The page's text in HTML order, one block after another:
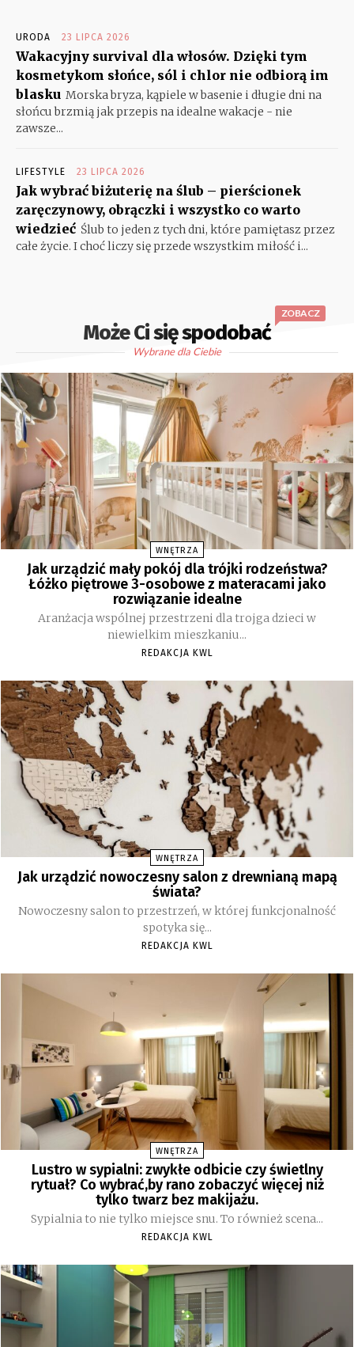
URODA 23 LIPCA 2026
Wakacyjny survival dla włosów. Dzięki tym
kosmetykom słońce, sól i chlor nie odbiorą im
blasku Morska bryza, kąpiele w basenie i długie dni na
słońcu brzmią jak przepis na idealne wakacje - nie
zawsze...
LIFESTYLE 23 LIPCA 2026
Jak wybrać biżuterię na ślub – pierścionek
zaręczynowy, obrączki i wszystko co warto
wiedzieć Ślub to jeden z tych dni, które pamiętasz przez
całe życie. I choć liczy się przede wszystkim miłość i...
Może Ci się spodobać
ZOBACZ
Wybrane dla Ciebie
WNĘTRZA
Jak urządzić mały pokój dla trójki rodzeństwa?
Łóżko piętrowe 3-osobowe z materacami jako
rozwiązanie idealne
Aranżacja wspólnej przestrzeni dla trojga dzieci w
niewielkim mieszkaniu...
REDAKCJA KWL
WNĘTRZA
Jak urządzić nowoczesny salon z drewnianą mapą
świata?
Nowoczesny salon to przestrzeń, w której funkcjonalność
spotyka się...
REDAKCJA KWL
WNĘTRZA
Lustro w sypialni: zwykłe odbicie czy świetlny
rytuał? Co wybrać,by rano zobaczyć więcej niż
tylko twarz bez makijażu.
Sypialnia to nie tylko miejsce snu. To również scena...
REDAKCJA KWL